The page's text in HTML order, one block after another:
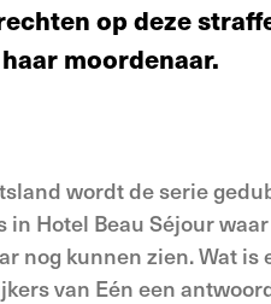
op deze
moordenaar.
wordt de serie
Hotel Beau Séjour
nog kunnen zien. Wat
van Eén een